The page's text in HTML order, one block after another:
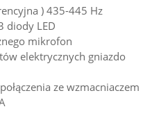
) 435-445 Hz
diody LED
mikrofon
elektrycznych gniazdo
ze wzmacniaczem